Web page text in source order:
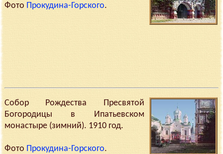
Фото Прокудина-Горского.
Собор Рождества Пресвятой
Богородицы в Ипатьевском
монастыре (зимний). 1910 год.
Фото Прокудина-Горского.